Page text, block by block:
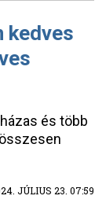
kedves
és több
JÚLIUS 23. 07:59